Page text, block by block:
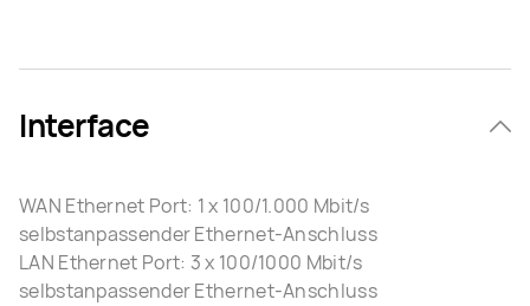
Interface
WAN Ethernet Port: 1 x 100/1.000 Mbit/s
selbstanpassender Ethernet-Anschluss
LAN Ethernet Port: 3 x 100/1000 Mbit/s
selbstanpassender Ethernet-Anschluss